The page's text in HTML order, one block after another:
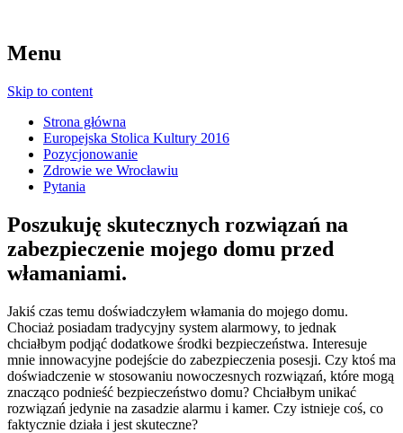
Menu
Skip to content
Strona główna
Europejska Stolica Kultury 2016
Pozycjonowanie
Zdrowie we Wrocławiu
Pytania
Poszukuję skutecznych rozwiązań na
zabezpieczenie mojego domu przed
włamaniami.
Jakiś czas temu doświadczyłem włamania do mojego domu.
Chociaż posiadam tradycyjny system alarmowy, to jednak
chciałbym podjąć dodatkowe środki bezpieczeństwa. Interesuje
mnie innowacyjne podejście do zabezpieczenia posesji. Czy ktoś ma
doświadczenie w stosowaniu nowoczesnych rozwiązań, które mogą
znacząco podnieść bezpieczeństwo domu? Chciałbym unikać
rozwiązań jedynie na zasadzie alarmu i kamer. Czy istnieje coś, co
faktycznie działa i jest skuteczne?